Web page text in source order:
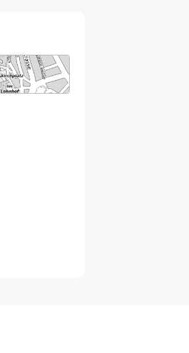
in einem neuen Tab oder